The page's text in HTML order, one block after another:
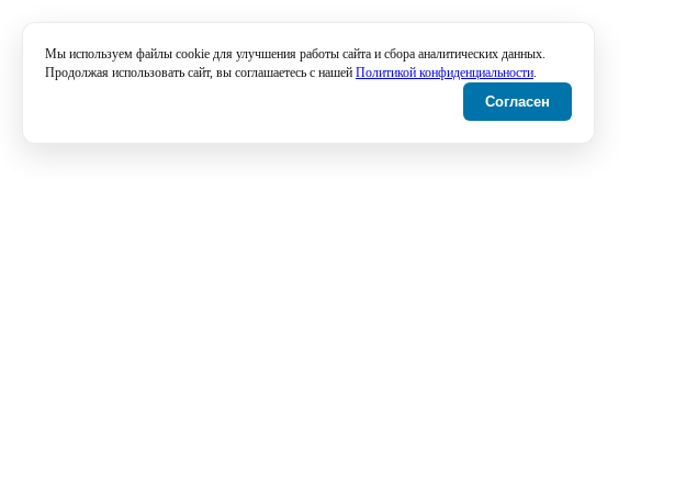
Мы используем файлы cookie для улучшения работы сайта и сбора аналитических данных.
Продолжая использовать сайт, вы соглашаетесь с нашей Политикой конфиденциальности.
Согласен